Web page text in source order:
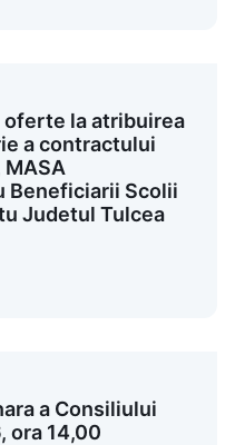
oferte la atribuirea
a contractului
Beneficiarii Scolii
Judetul Tulcea
a Consiliului
ora 14,00